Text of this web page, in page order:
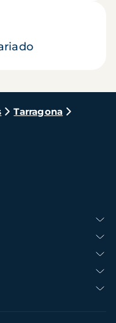
Tarragona